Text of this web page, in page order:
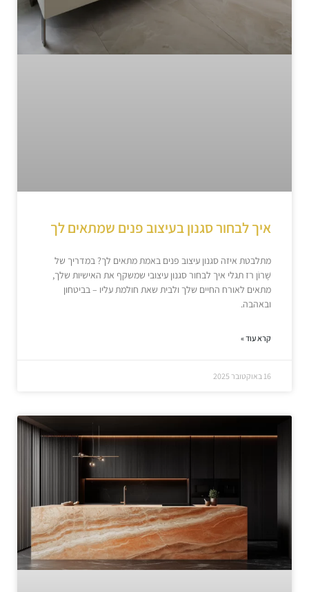
איך לבחור סגנון בעיצוב פנים שמתאים לך
מתלבטת איזה סגנון עיצוב פנים באמת מתאים לך? במדריך של
שָׁרוֹן רז תגלי איך לבחור סגנון עיצובי שמשקף את האישיות שלך,
מתאים לאורח החיים שלך ולבית שאת חולמת עליו – בביטחון
ובאהבה.
קרא עוד »
16 באוקטובר 2025